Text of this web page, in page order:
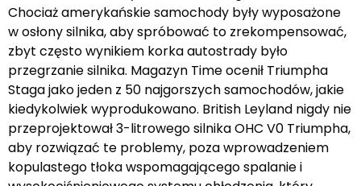
Chociaż amerykańskie samochody były wyposażone
w osłony silnika, aby spróbować to zrekompensować,
zbyt często wynikiem korka autostrady było
przegrzanie silnika. Magazyn Time ocenił Triumpha
Staga jako jeden z 50 najgorszych samochodów, jakie
kiedykolwiek wyprodukowano. British Leyland nigdy nie
przeprojektował 3-litrowego silnika OHC V0 Triumpha,
aby rozwiązać te problemy, poza wprowadzeniem
kopulastego tłoka wspomagającego spalanie i